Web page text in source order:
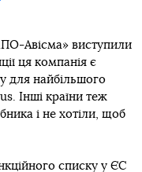
Авісма» виступили
ця компанія є
для найбільшого
Інші країни теж
і не хотіли, щоб
списку у ЄС